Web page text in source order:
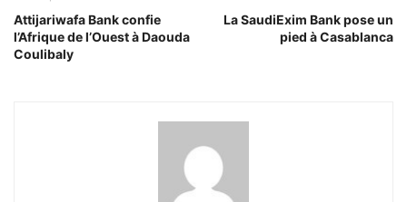
Attijariwafa Bank confie
l’Afrique de l’Ouest à Daouda
Coulibaly
La SaudiExim Bank pose un
pied à Casablanca